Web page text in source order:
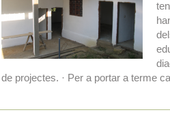
de projectes. · Per a portar a terme